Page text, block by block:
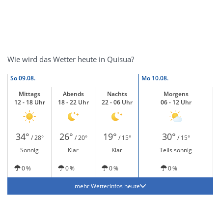
Wie wird das Wetter heute in Quisua?
So09.08. Mo 10.08.
Mittags
12 - 18 Uhr
Abends
18 - 22 Uhr
Nachts
22 - 06 Uhr
Morgens
06 - 12 Uhr
34° / 28° 26° / 20° 19° / 15° 30° / 15°
Sonnig
Klar Klar Teils sonnig
0 % 0 % 0 % 0 %
mehr Wetterinfos heute